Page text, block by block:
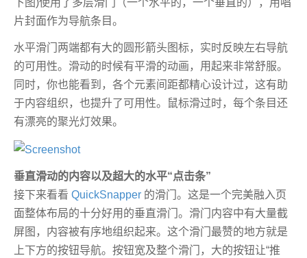
下图)使用了多层滑门（一个水平的，一个垂直的），用唱
片封面作为导航条目。
水平滑门两端都有大的圆形箭头图标，实时反映左右导航
的可用性。滑动的时候有平滑的动画，用起来非常舒服。
同时，你也能看到，各个元素间距都精心设计过，这有助
于内容组织，也提升了可用性。鼠标滑过时，每个条目还
有漂亮的聚光灯效果。
垂直滑动的内容以及超大的水平“点击条”
接下来看看 QuickSnapper 的滑门。这是一个完美融入页
面整体布局的十分好用的垂直滑门。滑门内容中有大量截
屏图，内容被有序地组织起来。这个滑门最赞的地方就是
上下方的按钮导航。按钮宽及整个滑门，大的按钮让“推